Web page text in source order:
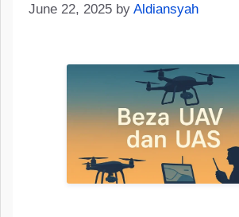
June 22, 2025 by Aldiansyah